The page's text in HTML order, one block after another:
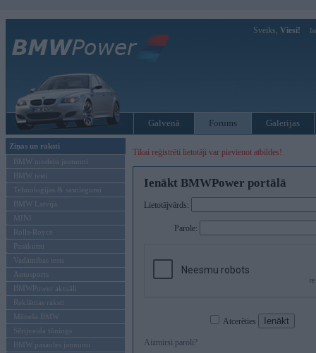
Sveiks, Viesi!
Galvenā Forums Galerijas
Ziņas un raksti
BMW modeļu jaunumi
BMW testi
Tehnoloģijas & sasniegumi
BMW Latvijā
MINI
Rolls-Royce
Pasākumi
Vadāmības tests
Autosports
BMWPower aktuāli
Reklāmas raksti
Mēneša BMW
Sērijveida tūnings
BMW pasaules jaunumi
Tikai reģistrēti lietotāji var pievienot atbildes!
Ienākt BMWPower portālā
Lietotājvārds:
Parole:
Atcerēties
Aizmirsi paroli?